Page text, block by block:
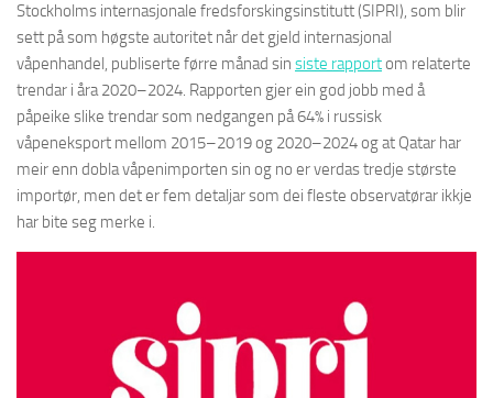
Stockholms internasjonale fredsforskingsinstitutt (SIPRI), som blir
sett på som høgste autoritet når det gjeld internasjonal
våpenhandel, publiserte førre månad sin siste rapportom relaterte
trendar i åra 2020–2024. Rapporten gjer ein god jobb med å
påpeike slike trendar som nedgangen på 64% i russisk
våpeneksport mellom 2015–2019 og 2020–2024 og at Qatar har
meir enn dobla våpenimporten sin og no er verdas tredje største
importør, men det er fem detaljar som dei fleste observatørar ikkje
har bite seg merke i.